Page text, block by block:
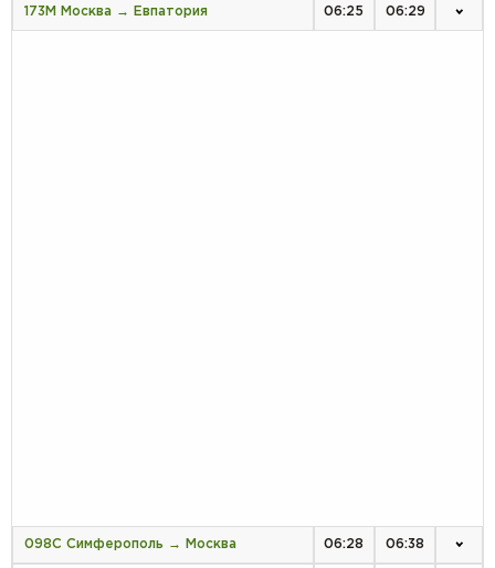
173М Москва → Евпатория 06:25 06:29
098С Симферополь → Москва 06:28 06:38